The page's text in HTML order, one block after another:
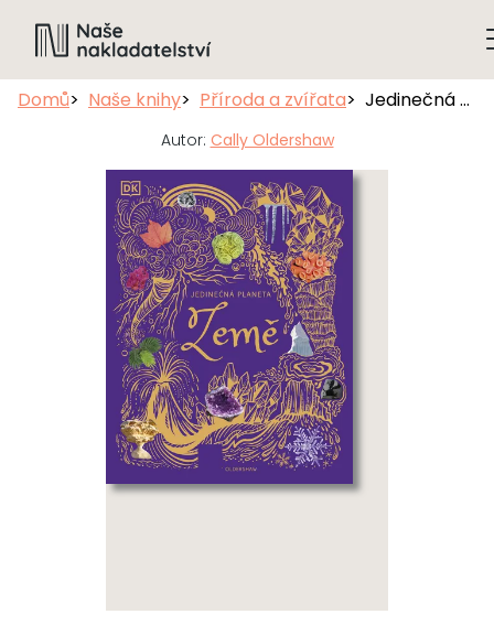
Domů Naše knihy Příroda a zvířata Jedinečná planeta Země
Autor: Cally Oldershaw